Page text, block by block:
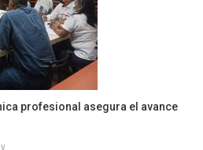
profesional asegura el avance